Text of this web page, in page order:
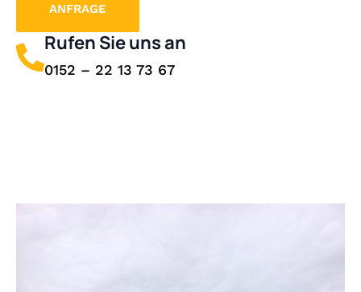
ANFRAGE
Rufen Sie uns an
0152 – 22 13 73 67